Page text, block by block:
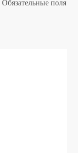
Обязательные поля